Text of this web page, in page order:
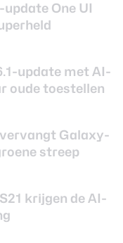
One UI
update met AI-
oude toestellen
Galaxy-
streep
krijgen de AI-